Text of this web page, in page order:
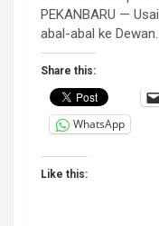
PEKANBARU —
abal-abal ke
Share this:
WhatsApp
Like this: